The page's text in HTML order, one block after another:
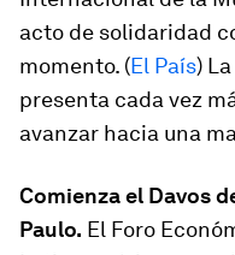
acto de solidaridad
momento. (El País)
presenta cada vez
avanzar hacia una
Comienza el Davos
Paulo. El Foro